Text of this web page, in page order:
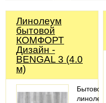
Линолеум
бытовой
КОМФОРТ
Дизайн -
BENGAL 3 (4.0
м)
Бытовой
линолеум